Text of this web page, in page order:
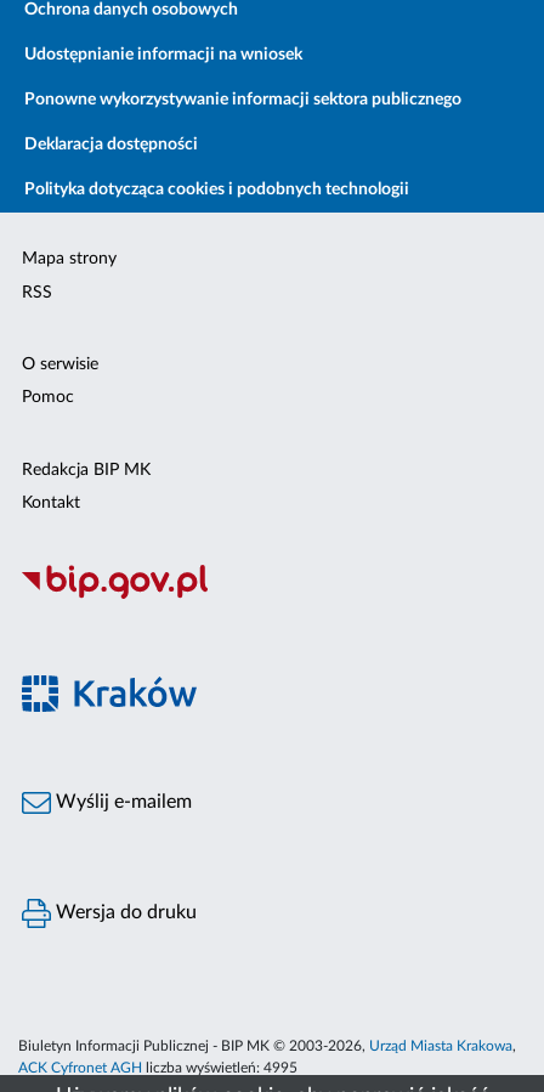
Ochrona danych osobowych
Udostępnianie informacji na wniosek
Ponowne wykorzystywanie informacji sektora publicznego
Deklaracja dostępności
Polityka dotycząca cookies i podobnych technologii
Mapa strony
RSS
O serwisie
Pomoc
Redakcja BIP MK
Kontakt
Wyślij e-mailem
Wersja do druku
Biuletyn Informacji Publicznej - BIP MK © 2003-2026, Urząd Miasta Krakowa,
ACK Cyfronet AGH
liczba wyświetleń: 4995